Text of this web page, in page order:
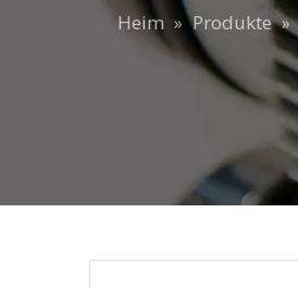
Heim » Produkte »